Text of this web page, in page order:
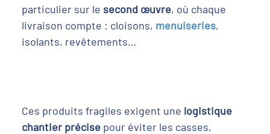
particulier sur le second œuvre, où chaque
livraison compte : cloisons, menuiseries,
isolants, revêtements…
Ces produits fragiles exigent une logistique
chantier précisepour éviter les casses,